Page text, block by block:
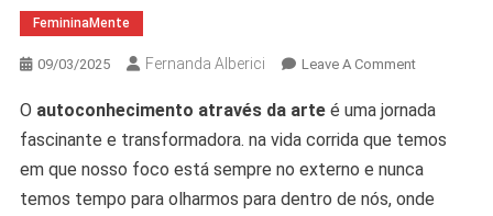
FemininaMente
09/03/2025 Fernanda Alberici Leave A CommentOn
Através
Da
Arte:
Ferramentas
O autoconhecimento através da arteé uma jornada
fascinante e transformadora. na vida corrida que temos
em que nosso foco está sempre no externo e nunca
temos tempo para olharmos para dentro de nós, onde